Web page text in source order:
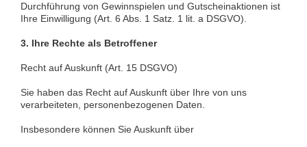
Durchführung von Gewinnspielen und Gutscheinaktionen ist
Ihre Einwilligung (Art. 6 Abs. 1 Satz. 1 lit. a DSGVO).
3. Ihre Rechte als Betroffener
Recht auf Auskunft (Art. 15 DSGVO)
Sie haben das Recht auf Auskunft über Ihre von uns
verarbeiteten, personenbezogenen Daten.
Insbesondere können Sie Auskunft über